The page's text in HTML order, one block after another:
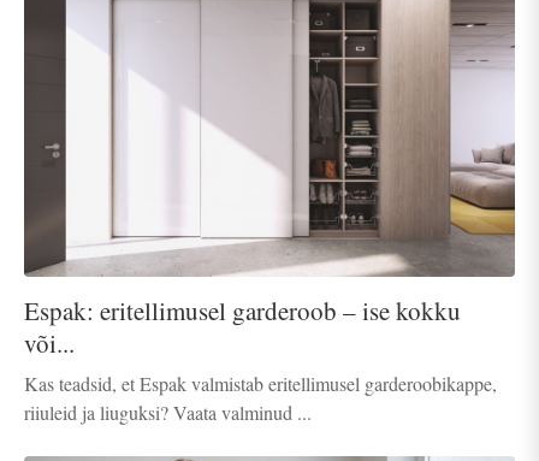
Espak: eritellimusel garderoob – ise kokku
või...
Kas teadsid, et Espak valmistab eritellimusel garderoobikappe,
riiuleid ja liuguksi? Vaata valminud ...